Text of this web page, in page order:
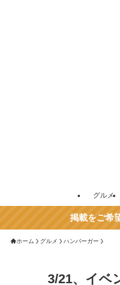
グルメ
掲載をご希
ホーム グルメ ハンバーガー
3/21、イベ